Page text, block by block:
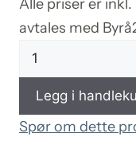
Alle priser er
avtales med
PROFIL
antall
Legg i
Spør om dette